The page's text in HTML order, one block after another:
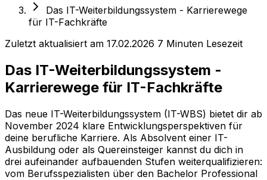
Das IT-Weiterbildungssystem - Karrierewege
für IT-Fachkräfte
Zuletzt aktualisiert am 17.02.2026 7 Minuten Lesezeit
Das IT-Weiterbildungssystem -
Karrierewege für IT-Fachkräfte
Das neue IT-Weiterbildungssystem (IT-WBS) bietet dir ab
November 2024 klare Entwicklungsperspektiven für
deine berufliche Karriere. Als Absolvent einer IT-
Ausbildung oder als Quereinsteiger kannst du dich in
drei aufeinander aufbauenden Stufen weiterqualifizieren:
vom Berufsspezialisten über den Bachelor Professional